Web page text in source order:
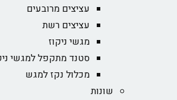
עציצים מרובעים
עציצים רשת
מגשי ניקוז
סטנד מתקפל למגשי
מכלול נקז למגש
שונות